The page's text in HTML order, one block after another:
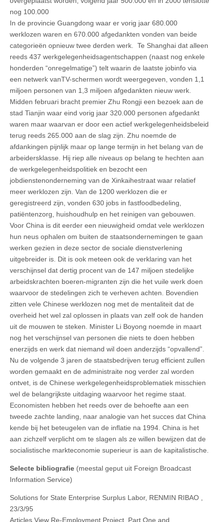
nog 100.000
In de provincie Guangdong waar er vorig jaar 680.000
werklozen waren en 670.000 afgedankten vonden van beide
categorieën opnieuw twee derden werk. Te Shanghai dat alleen
reeds 437 werkgelegenheidsagentschappen (naast nog enkele
honderden “onregelmatige”) telt waarin de laatste jobinfo via
een netwerk vanTV-schermen wordt weergegeven, vonden 1,1
miljoen personen van 1,3 miljoen afgedankten nieuw werk.
Midden februari bracht premier Zhu Rongji een bezoek aan de
stad Tianjin waar eind vorig jaar 320.000 personen afgedankt
waren maar waarvan er door een actief werkgelegenheidsbeleid
terug reeds 265.000 aan de slag zijn. Zhu noemde de
afdankingen pijnlijk maar op lange termijn in het belang van de
arbeidersklasse. Hij riep alle niveaus op belang te hechten aan
de werkgelegenheidspolitiek en bezocht een
jobdienstenonderneming van de Xinkaihestraat waar relatief
meer werklozen zijn. Van de 1200 werklozen die er
geregistreerd zijn, vonden 630 jobs in fastfoodbedeling,
patiëntenzorg, huishoudhulp en het reinigen van gebouwen.
Voor China is dit eerder een nieuwigheid omdat vele werklozen
hun neus ophalen om buiten de staatsondernemingen te gaan
werken gezien in deze sector de sociale dienstverlening
uitgebreider is. Dit is ook meteen ook de verklaring van het
verschijnsel dat dertig procent van de 147 miljoen stedelijke
arbeidskrachten boeren-migranten zijn die het vuile werk doen
waarvoor de stedelingen zich te verheven achten. Bovendien
zitten vele Chinese werklozen nog met de mentaliteit dat de
overheid het wel zal oplossen in plaats van zelf ook de handen
uit de mouwen te steken. Minister Li Boyong noemde in maart
nog het verschijnsel van personen die niets te doen hebben
enerzijds en werk dat niemand wil doen anderzijds “opvallend”.
Nu de volgende 3 jaren de staatsbedrijven terug efficient zullen
worden gemaakt en de administraite nog verder zal worden
ontvet, is de Chinese werkgelegenheidsproblematiek misschien
wel de belangrijkste uitdaging waarvoor het regime staat.
Economisten hebben het reeds over de behoefte aan een
tweede zachte landing, naar analogie van het succes dat China
kende bij het beteugelen van de inflatie na 1994. China is het
aan zichzelf verplicht om te slagen als ze willen bewijzen dat de
socialistische markteconomie superieur is aan de kapitalistische.
Selecte bibliografie (meestal geput uit Foreign Broadcast
Information Service)
Solutions for State Enterprise Surplus Labor, RENMIN RIBAO ,
23/3/95
Articles View Re‑Employment Project Part One and